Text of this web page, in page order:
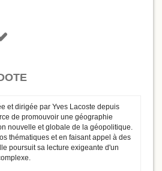
et dirigée par Yves Lacoste depuis
de promouvoir une géographie
nouvelle et globale de la géopolitique.
thématiques et en faisant appel à des
poursuit sa lecture exigeante d'un